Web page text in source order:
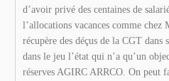
d’avoir privé des centaines de
l’allocations vacances comme chez
récupère des déçus de la CGT dans
dans le jeu l’état qui n’a qu’un
réserves AGIRC ARRCO. On peut